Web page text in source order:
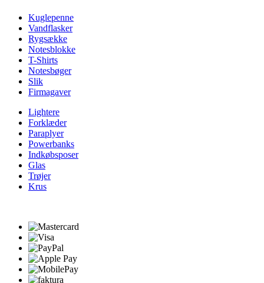
Kuglepenne
Vandflasker
Rygsække
Notesblokke
T-Shirts
Notesbøger
Slik
Firmagaver
Lightere
Forklæder
Paraplyer
Powerbanks
Indkøbsposer
Glas
Trøjer
Krus